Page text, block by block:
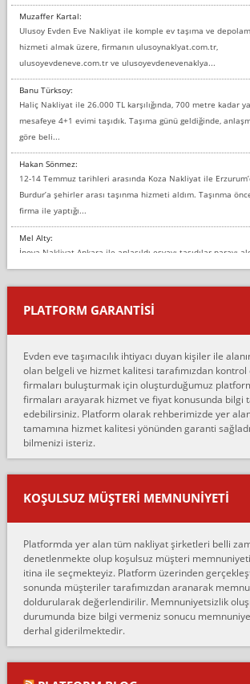
Muzaffer Kartal:
Ulusoy Evden Eve Nakliyat ile komple ev taşıma ve
hizmeti almak üzere, firmanın ulusoynaklyat.com.tr,
ulusoyevdeneve.com.tr ve ulusoyevdenevenaklya...
Banu Türksoy:
Haliç Nakliyat ile 26.000 TL karşılığında, 700 metre kadar
mesafeye 4+1 evimi taşıdık. Taşıma günü geldiğinde,
göre beli...
Hakan Sönmez:
12-14 Temmuz tarihleri arasında Koza Nakliyat ile
Burdur’a şehirler arası taşınma hizmeti aldım. Taşınma
firma ile yaptığı...
Mel Alty:
İnova Nakliyat Ankara ile anlaşıldı eşyayı taşıdılar parayı
Salon duvarına bir baktım birisi boydan alüminyum renkli
yapıştırm...
Murat:
çalıştıklarını, müş...
Ahmet:
Lüleburgaz güngünes evden eve naklyat eşyalarımı taşımak
anlaştık sabah eve geldiklerinde de eşyalarımı düzgün
sarcaz demelerine r...
mehmet güldü:
Ankara ALİCANLAR NAKLİYAT Tutarsız ve ticari ahlak
var verdikleri fiyat teklifini arttırdılar. Sonrasında taşıma
oldukça tutarsı...
Ankara Alicanlar naklyat tel 5465524025. 2600 TL'ye
Konya ya Alicanlar naklyat la anlaştık bu şahıs evin
fiyatın mazoto gele...
Fatih kokmese:
Diyarbakır dan eşyamı getirtmek için anlaştım sözleşme
Son anda fiyat artırdılar.. mecburiyetten tasittim.. bu kişiler
Ali:
PLATFORM GARANTİSİ
Evden eve taşımacılık ihtiyacı duyan kişiler ile
olan belgeli ve hizmet kalitesi tarafımızdan kontrol
firmaları buluşturmak için oluşturduğumuz
firmaları arayarak hizmet ve fiyat konusunda bilgi
edebilirsiniz. Platform olarak rehberimizde yer
tamamına hizmet kalitesi yönünden garanti
bilmenizi isteriz.
KOŞULSUZ MÜŞTERI MEMNUNIYETI
Platformda yer alan tüm nakliyat şirketleri belli
denetlenmekte olup koşulsuz müşteri
itina ile seçmekteyiz. Platform üzerinden
sonunda müşteriler tarafımızdan aranarak
doldurularak değerlendirilir. Memnuniyetsizlik
durumunda bize bilgi vermeniz sonucu
derhal giderilmektedir.